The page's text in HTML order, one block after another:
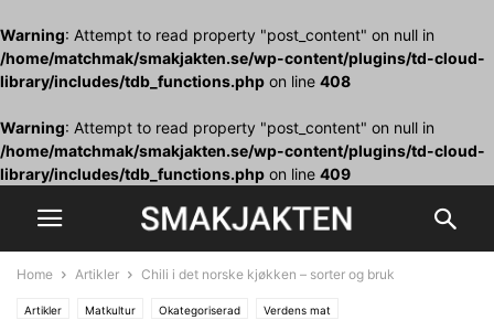
Warning: Attempt to read property "post_content" on null in
/home/matchmak/smakjakten.se/wp-content/plugins/td-cloud-
library/includes/tdb_functions.php on line 408
Warning: Attempt to read property "post_content" on null in
/home/matchmak/smakjakten.se/wp-content/plugins/td-cloud-
library/includes/tdb_functions.php on line 409
Home Artikler Chili i det norske kjøkken – sorter og bruk
Artikler Matkultur Okategoriserad Verdens mat